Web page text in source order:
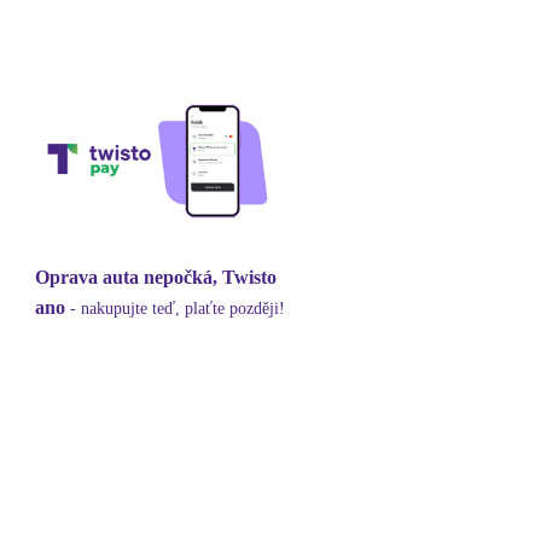
Oprava auta nepočká, Twisto
ano - nakupujte teď, plaťte později!